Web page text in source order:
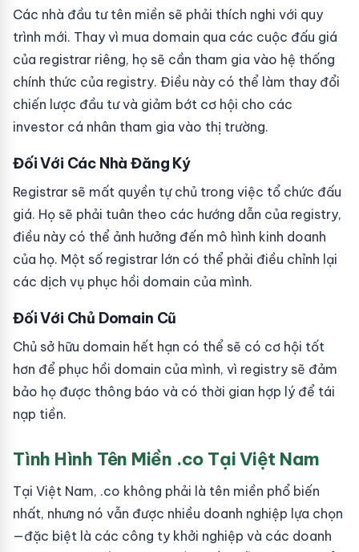
Các nhà đầu tư tên miền sẽ phải thích nghi với quy
trình mới. Thay vì mua domain qua các cuộc đấu giá
của registrar riêng, họ sẽ cần tham gia vào hệ thống
chính thức của registry. Điều này có thể làm thay đổi
chiến lược đầu tư và giảm bớt cơ hội cho các
investor cá nhân tham gia vào thị trường.
Đối Với Các Nhà Đăng Ký
Registrar sẽ mất quyền tự chủ trong việc tổ chức đấu
giá. Họ sẽ phải tuân theo các hướng dẫn của registry,
điều này có thể ảnh hưởng đến mô hình kinh doanh
của họ. Một số registrar lớn có thể phải điều chỉnh lại
các dịch vụ phục hồi domain của mình.
Đối Với Chủ Domain Cũ
Chủ sở hữu domain hết hạn có thể sẽ có cơ hội tốt
hơn để phục hồi domain của mình, vì registry sẽ đảm
bảo họ được thông báo và có thời gian hợp lý để tái
nạp tiền.
Tình Hình Tên Miền .co Tại Việt Nam
Tại Việt Nam, .co không phải là tên miền phổ biến
nhất, nhưng nó vẫn được nhiều doanh nghiệp lựa chọn
—đặc biệt là các công ty khởi nghiệp và các doanh